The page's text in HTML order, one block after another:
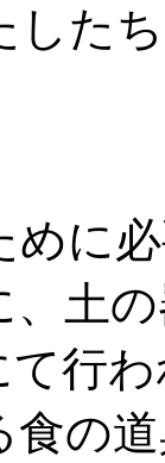
した
めに
土
行
の道